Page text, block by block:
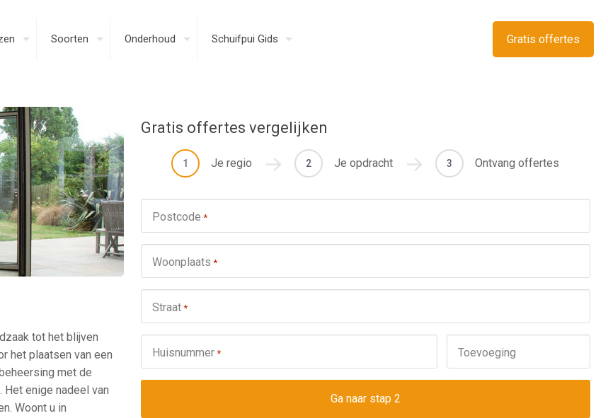
Soorten Onderhoud Schuifpui Gids Gratis offertes
tot het blijven
het plaatsen van een
met de
enige nadeel van
Woont u in
Gratis offertes vergelijken
1 Je regio 2 Je opdracht 3 Ontvang offertes
Postcode *
Woonplaats *
Straat *
Huisnummer * Toevoeging